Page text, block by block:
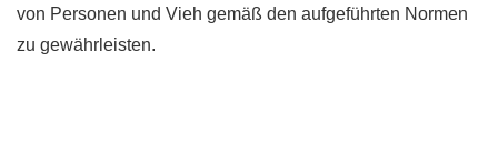
von Personen und Vieh gemäß den aufgeführten Normen
zu gewährleisten.